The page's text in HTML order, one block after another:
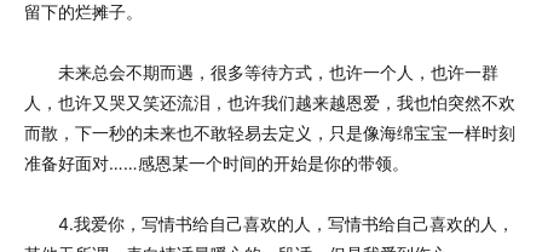
留下的烂摊子。
未来总会不期而遇，很多等待方式，也许一个人，也许一群
人，也许又哭又笑还流泪，也许我们越来越恩爱，我也怕突然不欢
而散，下一秒的未来也不敢轻易去定义，只是像海绵宝宝一样时刻
准备好面对……感恩某一个时间的开始是你的带领。
4.我爱你，写情书给自己喜欢的人，写情书给自己喜欢的人，